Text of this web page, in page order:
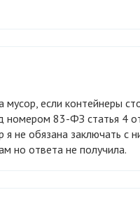
83-ФЗ статья 4
не обязана заключать с
но ответа не получила.